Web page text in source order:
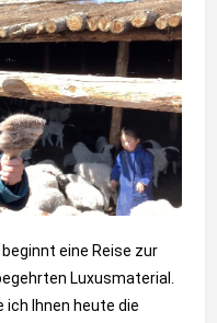
eine Reise zur
Luxusmaterial.
Ihnen heute die